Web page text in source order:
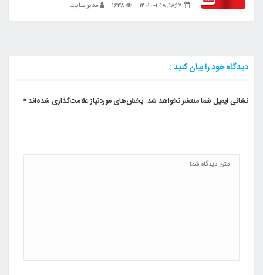
مدیر سایت
دیدگاه خود را بیان کنید :
نشانی ایمیل شما منتشر نخواهد شد. بخش‌های موردنیاز علامت‌گذاری شده‌اند*